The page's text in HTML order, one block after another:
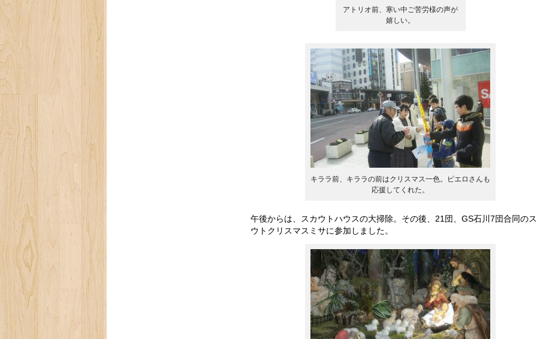
アトリオ前、寒い中ご苦労様の声が
嬉しい。
キララ前、キララの前はクリスマス一色。ピエロさんも
応援してくれた。
午後からは、スカウトハウスの大掃除。その後、21団、GS石川7団合同の
ウトクリスマスミサに参加しました。